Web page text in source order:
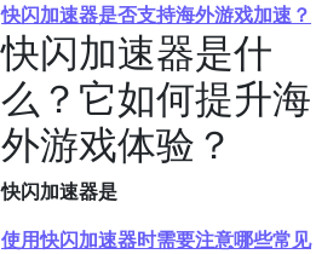
快闪加速器是否支持海外游戏加速？
快闪加速器是什
么？它如何提升海
外游戏体验？
快闪加速器是
使用快闪加速器时需要注意哪些常见